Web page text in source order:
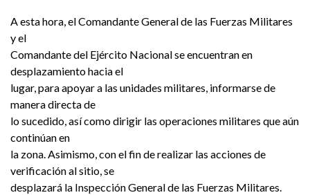
A esta hora, el Comandante General de las Fuerzas Militares
y el
Comandante del Ejército Nacional se encuentran en
desplazamiento hacia el
lugar, para apoyar a las unidades militares, informarse de
manera directa de
lo sucedido, así como dirigir las operaciones militares que aún
continúan en
la zona. Asimismo, con el fin de realizar las acciones de
verificación al sitio, se
desplazará la Inspección General de las Fuerzas Militares.